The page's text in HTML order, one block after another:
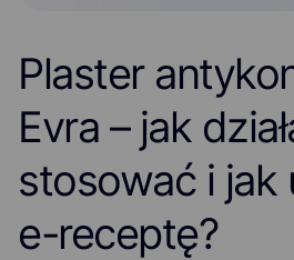
Plaster
Evra – jak
stosować i jak
e-receptę?